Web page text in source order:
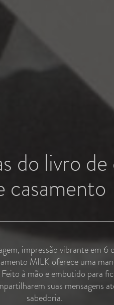
do livro de
casamento
impressão vibrante em 6
MILK oferece uma
à mão e embutido para
suas mensagens
sabedoria.